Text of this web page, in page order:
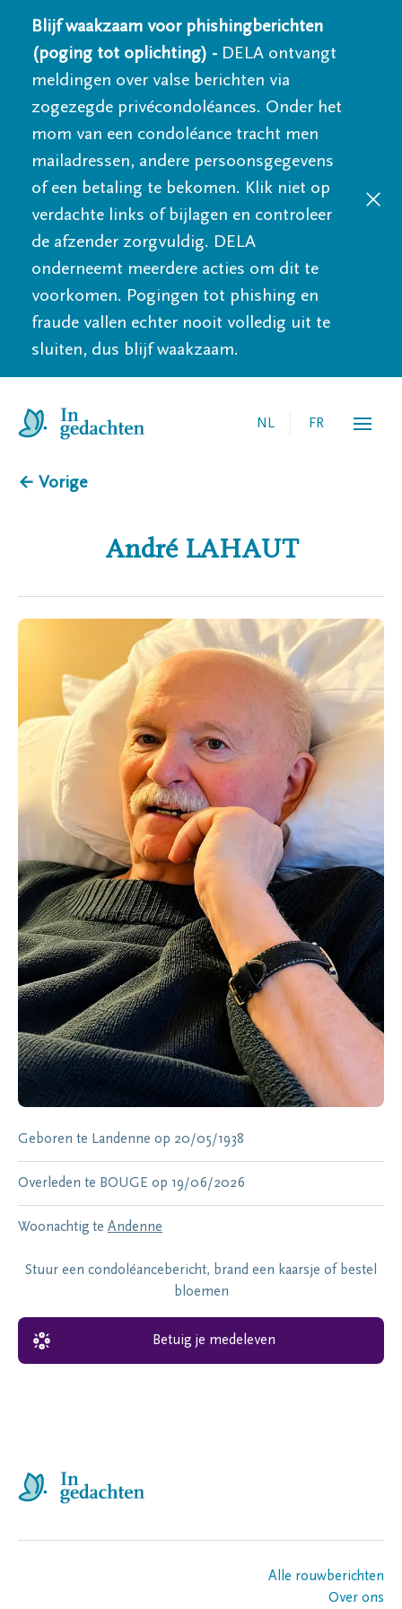
Blijf waakzaam voor phishingberichten
(poging tot oplichting) - DELA ontvangt
meldingen over valse berichten via
zogezegde privécondoléances. Onder het
mom van een condoléance tracht men
mailadressen, andere persoonsgegevens
of een betaling te bekomen. Klik niet op
verdachte links of bijlagen en controleer
de afzender zorgvuldig. DELA
onderneemt meerdere acties om dit te
voorkomen. Pogingen tot phishing en
fraude vallen echter nooit volledig uit te
sluiten, dus blijf waakzaam.
NL FR
← Vorige
André LAHAUT
Geboren te Landenne op 20/05/1938
Overleden te BOUGE op 19/06/2026
Woonachtig te Andenne
Stuur een condoléancebericht, brand een kaarsje of bestel
bloemen
Betuig je medeleven
Alle rouwberichten
Over ons